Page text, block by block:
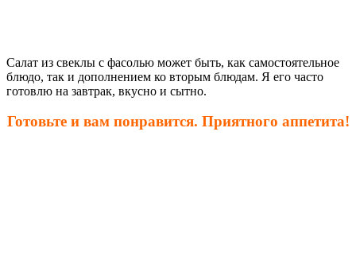
Салат из свеклы с фасолью может быть, как самостоятельное
блюдо, так и дополнением ко вторым блюдам. Я его часто
готовлю на завтрак, вкусно и сытно.
Готовьте и вам понравится. Приятного аппетита!